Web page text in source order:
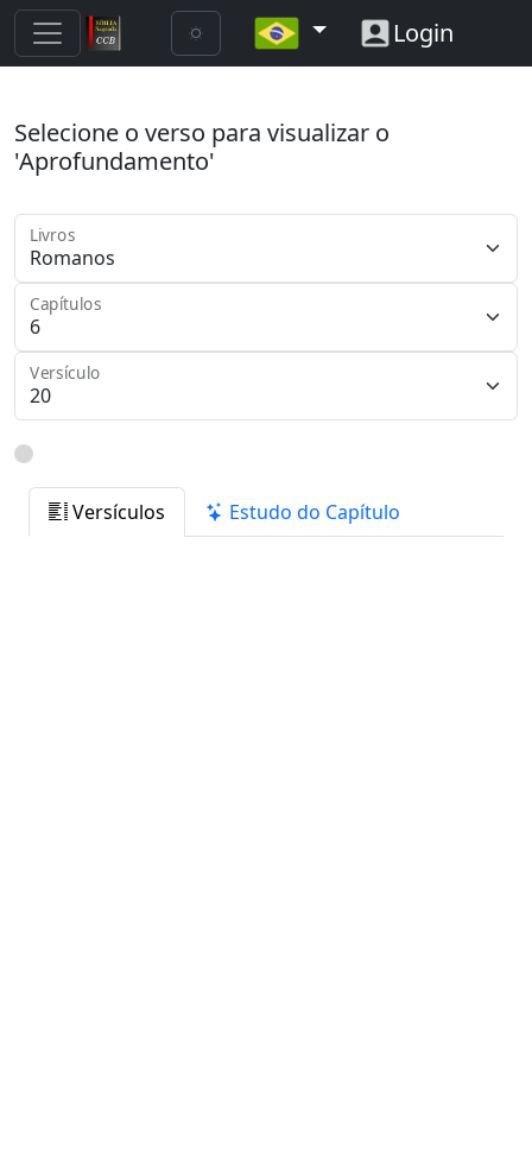
Login
Selecione o verso para visualizar o
'Aprofundamento'
Livros
Capítulos
Versículo
Versículos Estudo do Capítulo